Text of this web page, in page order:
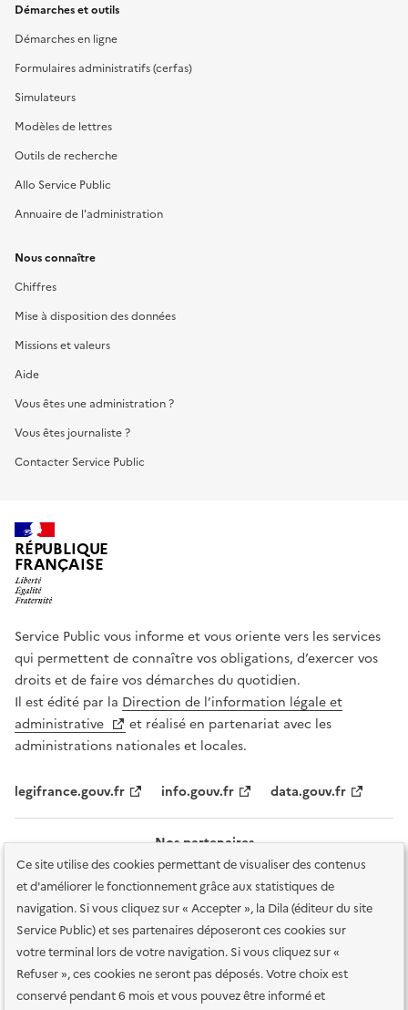
Ce site utilise des cookies permettant de visualiser des contenus
et d'améliorer le fonctionnement grâce aux statistiques de
navigation. Si vous cliquez sur « Accepter », la Dila (éditeur du site
Service Public) et ses partenaires déposeront ces cookies sur
votre terminal lors de votre navigation. Si vous cliquez sur «
Refuser », ces cookies ne seront pas déposés. Votre choix est
conservé pendant 6 mois et vous pouvez être informé et
Démarches et outils
Démarches en ligne
Formulaires administratifs (cerfas)
Simulateurs
Modèles de lettres
Outils de recherche
Allo Service Public
Annuaire de l'administration
Nous connaître
Chiffres
Mise à disposition des données
Missions et valeurs
Aide
Vous êtes une administration ?
Vous êtes journaliste ?
Contacter Service Public
RÉPUBLIQUE
FRANÇAISE
Service Public vous informe et vous oriente vers les services
qui permettent de connaître vos obligations, d’exercer vos
droits et de faire vos démarches du quotidien.
Il est édité par la Direction de l’information légale et
administrative
et réalisé en partenariat avec les
administrations nationales et locales.
legifrance.gouv.fr info.gouv.fr data.gouv.fr
Nos partenaires
Plan du site Accessibilité : totalement conforme
Accessibilité des
services en ligne Mentions légales Données personnelles et sécurité